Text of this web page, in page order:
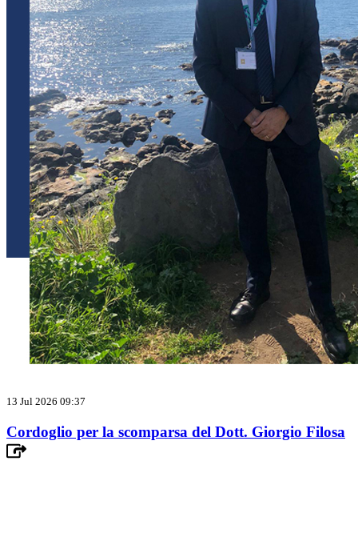
13 Jul 2026 09:37
Cordoglio per la scomparsa del Dott. Giorgio Filosa